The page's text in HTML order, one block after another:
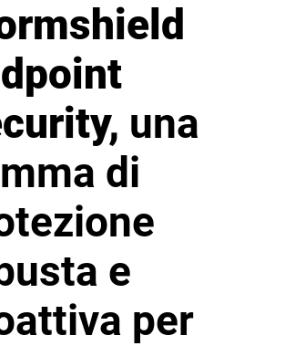
una
di
e
per